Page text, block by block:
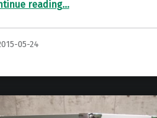
reading“BOGNER HELIOS JTM100W ヘッドアンプ 専用ハードケース”
…
05-24